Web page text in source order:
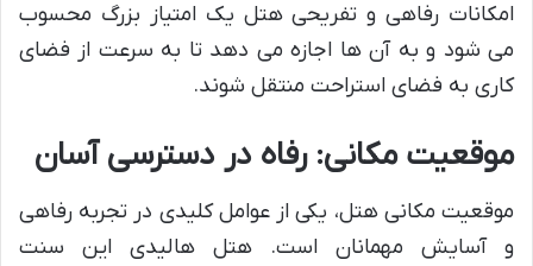
امکانات رفاهی و تفریحی هتل یک امتیاز بزرگ محسوب
می شود و به آن ها اجازه می دهد تا به سرعت از فضای
کاری به فضای استراحت منتقل شوند.
موقعیت مکانی: رفاه در دسترسی آسان
موقعیت مکانی هتل، یکی از عوامل کلیدی در تجربه رفاهی
و آسایش مهمانان است. هتل هالیدی این سنت